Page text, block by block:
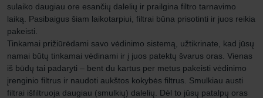
sulaiko daugiau ore esančių dalelių ir prailgina filtro tarnavimo
laiką. Pasibaigus šiam laikotarpiui, filtrai būna prisotinti ir juos reikia
pakeisti.
Tinkamai prižiūrėdami savo vėdinimo sistemą, užtikrinate, kad jūsų
namai būtų tinkamai vėdinami ir į juos patektų švarus oras. Vienas
iš būdų tai padaryti – bent du kartus per metus pakeisti vėdinimo
įrenginio filtrus ir naudoti aukštos kokybės filtrus. Smulkiau austi
filtrai išfiltruoja daugiau (smulkių) dalelių. Dėl to jūsų patalpų oras